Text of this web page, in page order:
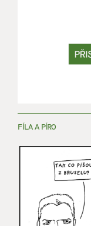
FÍLA A PÍRO